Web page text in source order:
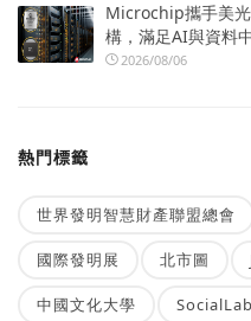
Microchip攜手美
構，滿足AI與資料
2026/08/06
熱門標籤
世界發明智慧財產聯盟總會
國際發明展 北市圖
中國文化大學 SocialLab